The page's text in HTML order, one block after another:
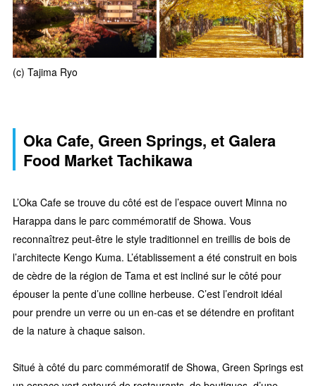
(c) Tajima Ryo
Oka Cafe, Green Springs, et Galera
Food Market Tachikawa
L’Oka Cafe se trouve du côté est de l’espace ouvert Minna no
Harappa dans le parc commémoratif de Showa. Vous
reconnaîtrez peut-être le style traditionnel en treillis de bois de
l’architecte Kengo Kuma. L’établissement a été construit en bois
de cèdre de la région de Tama et est incliné sur le côté pour
épouser la pente d’une colline herbeuse. C’est l’endroit idéal
pour prendre un verre ou un en-cas et se détendre en profitant
de la nature à chaque saison.
Situé à côté du parc commémoratif de Showa, Green Springs est